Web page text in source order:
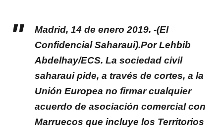
Madrid, 14 de enero 2019. -(El
Confidencial Saharaui).Por Lehbib
Abdelhay/ECS. La sociedad civil
saharaui pide, a través de cortes, a la
Unión Europea no firmar cualquier
acuerdo de asociación comercial con
Marruecos que incluye los Territorios